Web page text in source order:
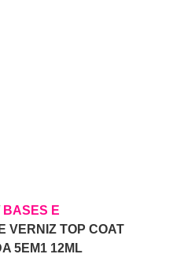
BASES E
VERNIZ TOP COAT
5EM1 12ML